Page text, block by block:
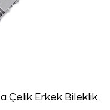
Çelik Erkek Bileklik